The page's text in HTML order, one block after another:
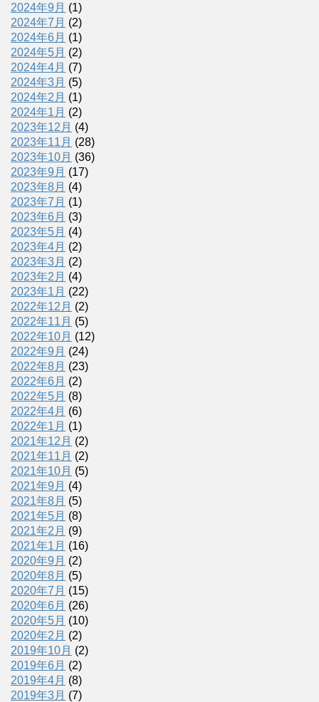
2024年9月 (1)
2024年7月 (2)
2024年6月 (1)
2024年5月 (2)
2024年4月 (7)
2024年3月 (5)
2024年2月 (1)
2024年1月 (2)
2023年12月 (4)
2023年11月 (28)
2023年10月 (36)
2023年9月 (17)
2023年8月 (4)
2023年7月 (1)
2023年6月 (3)
2023年5月 (4)
2023年4月 (2)
2023年3月 (2)
2023年2月 (4)
2023年1月 (22)
2022年12月 (2)
2022年11月 (5)
2022年10月 (12)
2022年9月 (24)
2022年8月 (23)
2022年6月 (2)
2022年5月 (8)
2022年4月 (6)
2022年1月 (1)
2021年12月 (2)
2021年11月 (2)
2021年10月 (5)
2021年9月 (4)
2021年8月 (5)
2021年5月 (8)
2021年2月 (9)
2021年1月 (16)
2020年9月 (2)
2020年8月 (5)
2020年7月 (15)
2020年6月 (26)
2020年5月 (10)
2020年2月 (2)
2019年10月 (2)
2019年6月 (2)
2019年4月 (8)
2019年3月 (7)